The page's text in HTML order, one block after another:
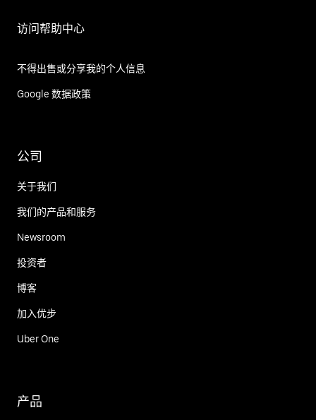
访问帮助中心
不得出售或分享我的个人信息
Google 数据政策
公司
关于我们
我们的产品和服务
Newsroom
投资者
博客
加入优步
Uber One
产品